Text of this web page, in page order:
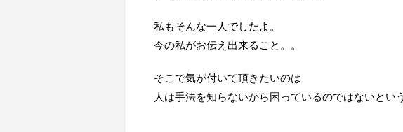
私もそんな一人でしたよ。
今の私がお伝え出来ること。。
そこで気が付いて頂きたいのは
人は手法を知らないから困っているのではないとい